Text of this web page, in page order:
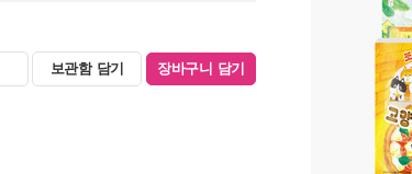
보관함 담기 장바구니 담기